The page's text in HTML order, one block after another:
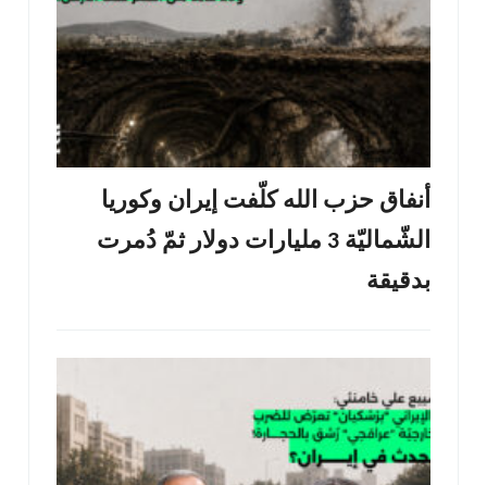
أنفاق حزب الله كلّفت إيران وكوريا
الشّماليّة 3 مليارات دولار ثمّ دُمرت
بدقيقة